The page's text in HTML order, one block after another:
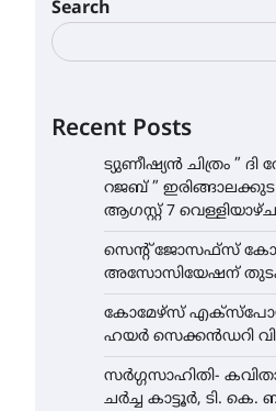
Search
Recent Posts
ട്യുണീഷ്യൻ ചിത്രം ”
റജബ് ”
ആഗസ്റ്റ് 7
സെന്റ് ജോസഫ്സ്
അസോസിയേഷന്
കോമേഴ്സ്
ഹയർ സെക്കൻഡറി
സർഗ്ഗസാഹിതി-
ചർച്ച കാട്ടൂർ, ടി.